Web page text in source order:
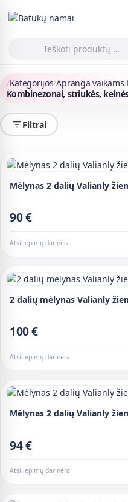
/Kategorijos/Apranga vaikams/
Kombinezonai, striukės,
Filtrai
Mėlynas 2 dalių Valianly
90 €
Atsiliepimų dar nėra
2 dalių mėlynas Valianly
100 €
Atsiliepimų dar nėra
Mėlynas 2 dalių Valianly
94 €
Atsiliepimų dar nėra